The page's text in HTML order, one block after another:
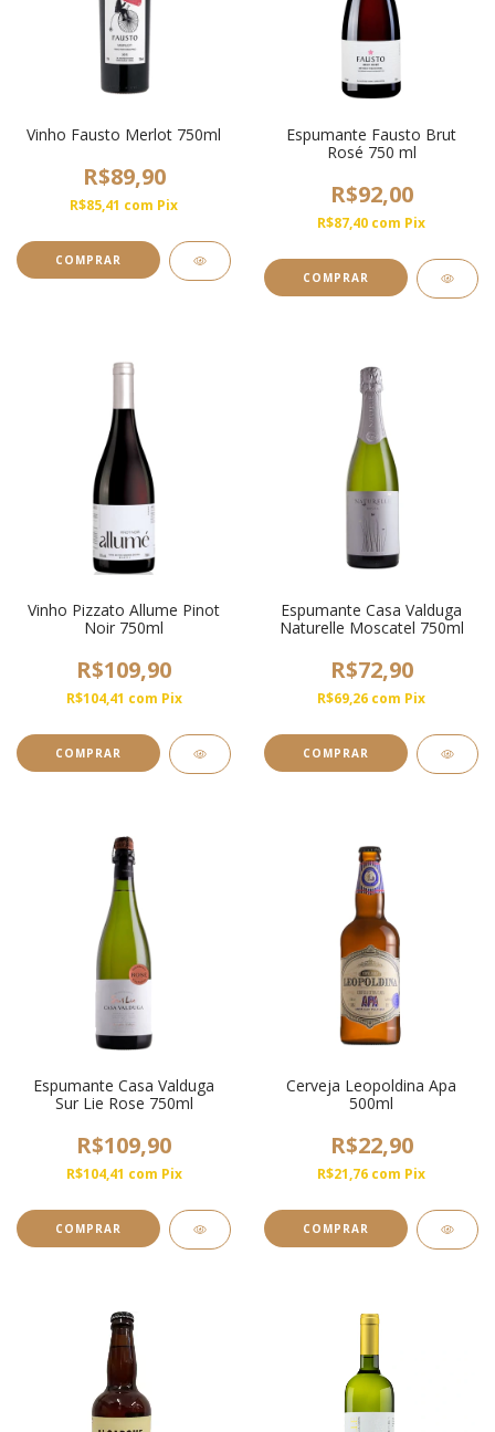
Vinho Fausto Merlot 750ml
R$89,90
R$85,41 com Pix
Espumante Fausto Brut
Rosé 750 ml
R$92,00
R$87,40 com Pix
Vinho Pizzato Allume Pinot
Noir 750ml
R$109,90
R$104,41 com Pix
Espumante Casa Valduga
Naturelle Moscatel 750ml
R$72,90
R$69,26 com Pix
Espumante Casa Valduga
Sur Lie Rose 750ml
R$109,90
R$104,41 com Pix
Cerveja Leopoldina Apa
500ml
R$22,90
R$21,76 com Pix